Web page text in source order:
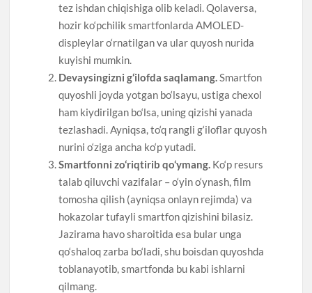
tez ishdan chiqishiga olib keladi. Qolaversa,
hozir ko‘pchilik smartfonlarda AMOLED-
displeylar o‘rnatilgan va ular quyosh nurida
kuyishi mumkin.
Devaysingizni g‘ilofda saqlamang.Smartfon
quyoshli joyda yotgan bo‘lsayu, ustiga chexol
ham kiydirilgan bo‘lsa, uning qizishi yanada
tezlashadi. Ayniqsa, to‘q rangli g‘iloflar quyosh
nurini o‘ziga ancha ko‘p yutadi.
Smartfonni zo‘riqtirib qo‘ymang. Ko‘p resurs
talab qiluvchi vazifalar – o‘yin o‘ynash, film
tomosha qilish (ayniqsa onlayn rejimda) va
hokazolar tufayli smartfon qizishini bilasiz.
Jazirama havo sharoitida esa bular unga
qo‘shaloq zarba bo‘ladi, shu boisdan quyoshda
toblanayotib, smartfonda bu kabi ishlarni
qilmang.